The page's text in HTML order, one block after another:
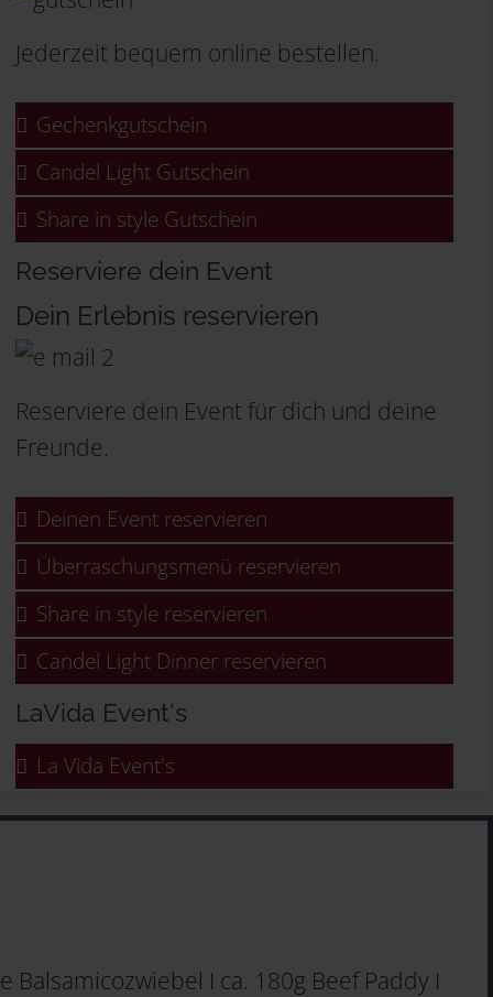
Jederzeit bequem online bestellen.
Gechenkgutschein
Candel Light Gutschein
Share in style Gutschein
Reserviere dein Event
Dein Erlebnis reservieren
Reserviere dein Event für dich und deine
Freunde.
Deinen Event reservieren
Überraschungsmenü reservieren
Share in style reservieren
Candel Light Dinner reservieren
LaVida Event's
La Vida Event's
I ca. 180g Beef Paddy I